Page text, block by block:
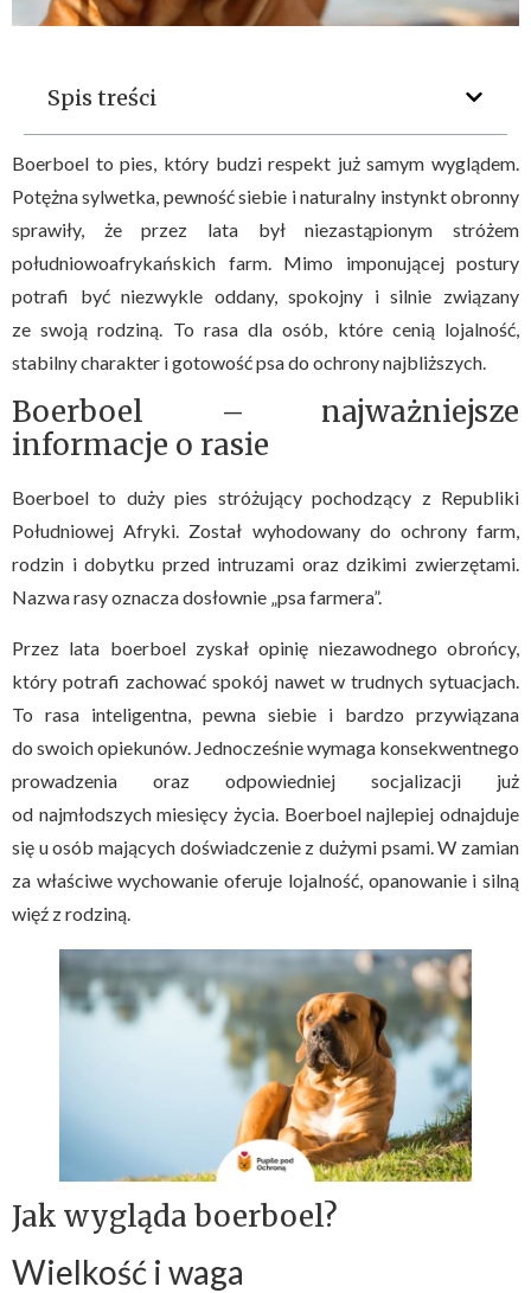
Spis treści
Boerboel to pies, który budzi respekt już samym wyglądem.
Potężna sylwetka, pewność siebie i naturalny instynkt obronny
sprawiły, że przez lata był niezastąpionym stróżem
południowoafrykańskich farm. Mimo imponującej postury
potrafi być niezwykle oddany, spokojny i silnie związany
ze swoją rodziną. To rasa dla osób, które cenią lojalność,
stabilny charakter i gotowość psa do ochrony najbliższych.
Boerboel – najważniejsze
informacje o rasie
Boerboel to duży pies stróżujący pochodzący z Republiki
Południowej Afryki. Został wyhodowany do ochrony farm,
rodzin i dobytku przed intruzami oraz dzikimi zwierzętami.
Nazwa rasy oznacza dosłownie „psa farmera”.
Przez lata boerboel zyskał opinię niezawodnego obrońcy,
który potrafi zachować spokój nawet w trudnych sytuacjach.
To rasa inteligentna, pewna siebie i bardzo przywiązana
do swoich opiekunów. Jednocześnie wymaga konsekwentnego
prowadzenia oraz odpowiedniej socjalizacji już
od najmłodszych miesięcy życia. Boerboel najlepiej odnajduje
się u osób mających doświadczenie z dużymi psami. W zamian
za właściwe wychowanie oferuje lojalność, opanowanie i silną
więź z rodziną.
Jak wygląda boerboel?
Wielkość i waga